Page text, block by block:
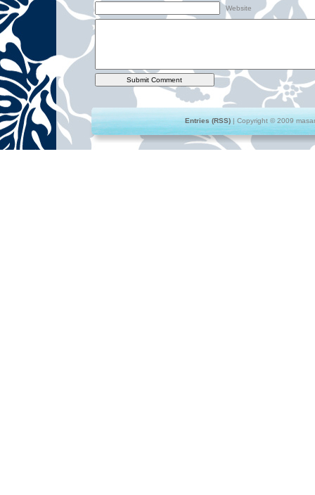
Website
Entries (RSS) | Copyright © 2009